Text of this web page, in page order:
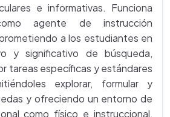
e informativas. Funciona
agente de instrucción
a los estudiantes en
y significativo de búsqueda,
tareas específicas y estándares
explorar, formular y
y ofreciendo un entorno de
como físico e instruccional,